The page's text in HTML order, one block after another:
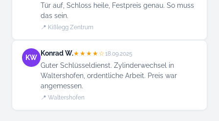
Tür auf, Schloss heile, Festpreis genau. So muss
das sein.
📍 Kißlegg Zentrum
KW
Konrad W.★★★★☆18.09.2025
Guter Schlüsseldienst. Zylinderwechsel in
Waltershofen, ordentliche Arbeit. Preis war
angemessen.
📍 Waltershofen